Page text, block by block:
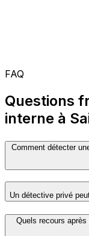
FAQ
Questions
interne à
Comment détecter
Un détective privé
Quels recours